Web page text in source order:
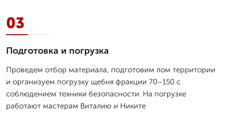
03
Подготовка и погрузка
Проведем отбор материала, подготовим лом территории
и организуем погрузку щебня фракции 70–150 с
соблюдением техники безопасности. На погрузке
работают мастерам Виталию и Никите